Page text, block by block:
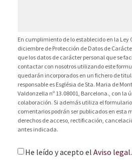
En cumplimiento de lo establecido en la Ley
diciembre de Protección de Datos de
que los datos de carácter personal que se
contactar con nosotros utilizando este
quedarán incorporados en un fichero de
responsable es Església de Sta. Maria de
Valdonzella nº 13.08001, Barcelona., con la
colaboración. Si además utiliza el
comentarios podrán ser publicados en esta
derechos de acceso, rectificación,
antes indicada.
He leído y acepto el Aviso legal.